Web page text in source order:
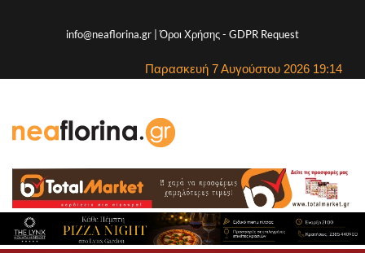
info@neaflorina.gr |Όροι Χρήσης- GDPR Request
Παρασκευή 7 Αυγούστου 2026 19:14